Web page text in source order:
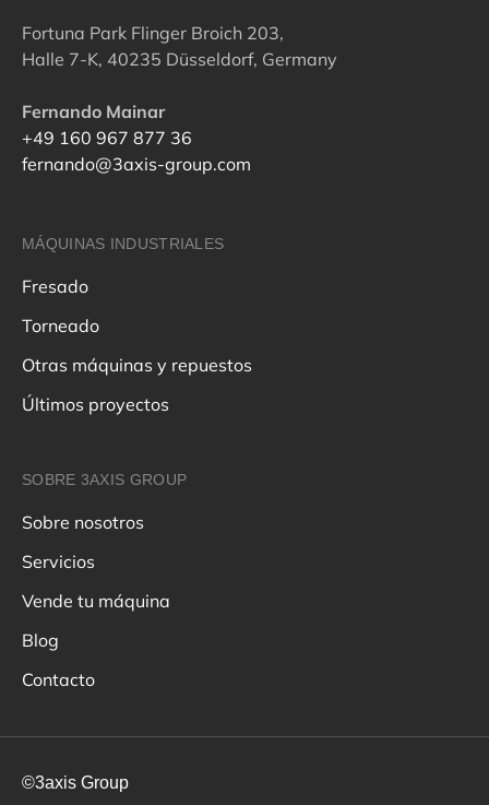
Fortuna Park Flinger Broich 203,
Halle 7-K, 40235 Düsseldorf, Germany
Fernando Mainar
+49 160 967 877 36
fernando@3axis-group.com
MÁQUINAS INDUSTRIALES
Fresado
Torneado
Otras máquinas y repuestos
Últimos proyectos
SOBRE 3AXIS GROUP
Sobre nosotros
Servicios
Vende tu máquina
Blog
Contacto
©3axis Group